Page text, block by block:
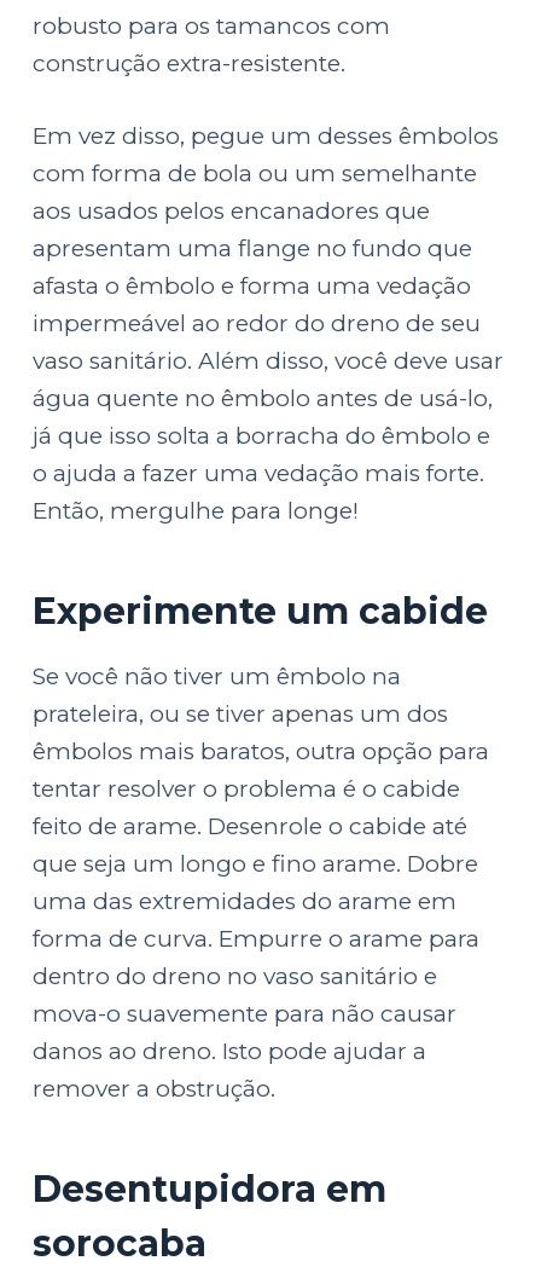
robusto para os tamancos com
construção extra-resistente.
Em vez disso, pegue um desses êmbolos
com forma de bola ou um semelhante
aos usados pelos encanadores que
apresentam uma flange no fundo que
afasta o êmbolo e forma uma vedação
impermeável ao redor do dreno de seu
vaso sanitário. Além disso, você deve usar
água quente no êmbolo antes de usá-lo,
já que isso solta a borracha do êmbolo e
o ajuda a fazer uma vedação mais forte.
Então, mergulhe para longe!
Experimente um cabide
Se você não tiver um êmbolo na
prateleira, ou se tiver apenas um dos
êmbolos mais baratos, outra opção para
tentar resolver o problema é o cabide
feito de arame. Desenrole o cabide até
que seja um longo e fino arame. Dobre
uma das extremidades do arame em
forma de curva. Empurre o arame para
dentro do dreno no vaso sanitário e
mova-o suavemente para não causar
danos ao dreno. Isto pode ajudar a
remover a obstrução.
Desentupidora em
sorocaba